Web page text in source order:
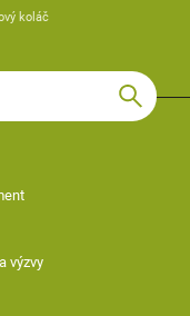
koláč
výzvy